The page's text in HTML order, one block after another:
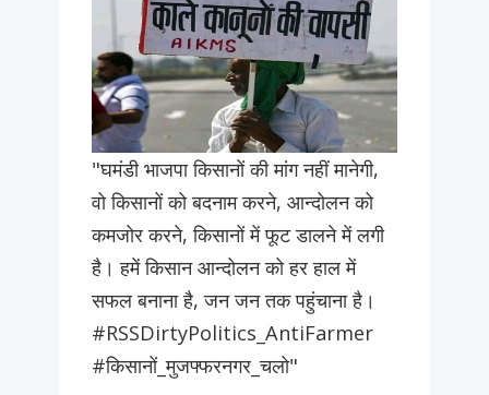
"घमंडी भाजपा किसानों की मांग नहीं मानेगी,
वो किसानों को बदनाम करने, आन्दोलन को
कमजोर करने, किसानों में फूट डालने में लगी
है। हमें किसान आन्दोलन को हर हाल में
सफल बनाना है, जन जन तक पहुंचाना है।
#RSSDirtyPolitics_AntiFarmer
#किसानों_मुजफ्फरनगर_चलो"